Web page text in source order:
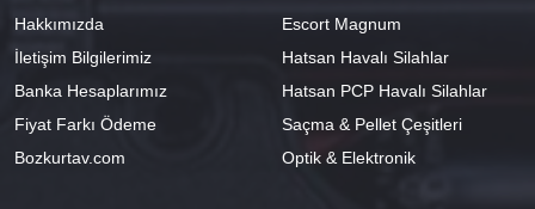
Hakkımızda
İletişim Bilgilerimiz
Banka Hesaplarımız
Fiyat Farkı Ödeme
Bozkurtav.com
Escort Magnum
Hatsan Havalı Silahlar
Hatsan PCP Havalı Silahlar
Saçma & Pellet Çeşitleri
Optik & Elektronik